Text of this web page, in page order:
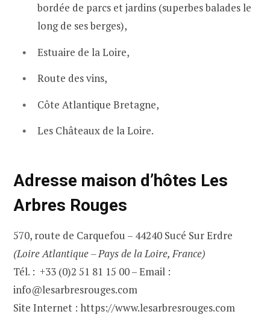
bordée de parcs et jardins (superbes balades le
long de ses berges),
Estuaire de la Loire,
Route des vins,
Côte Atlantique Bretagne,
Les Châteaux de la Loire.
Adresse maison d’hôtes Les
Arbres Rouges
570, route de Carquefou – 44240 Sucé Sur Erdre
(Loire Atlantique – Pays de la Loire, France)
Tél. : +33 (0)2 51 81 15 00 – Email :
info@lesarbresrouges.com
Site Internet : https://www.lesarbresrouges.com